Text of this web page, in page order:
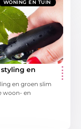
WONING EN TUIN
en
en groen slim
woon- en